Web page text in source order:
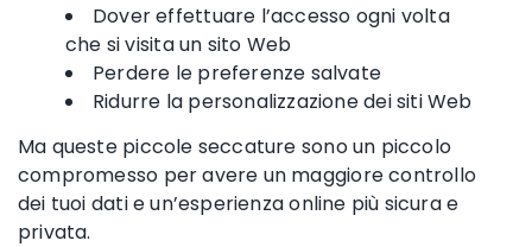
Dover effettuare l’accesso ogni volta
che si visita un sito Web
Perdere le preferenze salvate
Ridurre la personalizzazione dei siti Web
Ma queste piccole seccature sono un piccolo
compromesso per avere un maggiore controllo
dei tuoi dati e un’esperienza online più sicura e
privata.